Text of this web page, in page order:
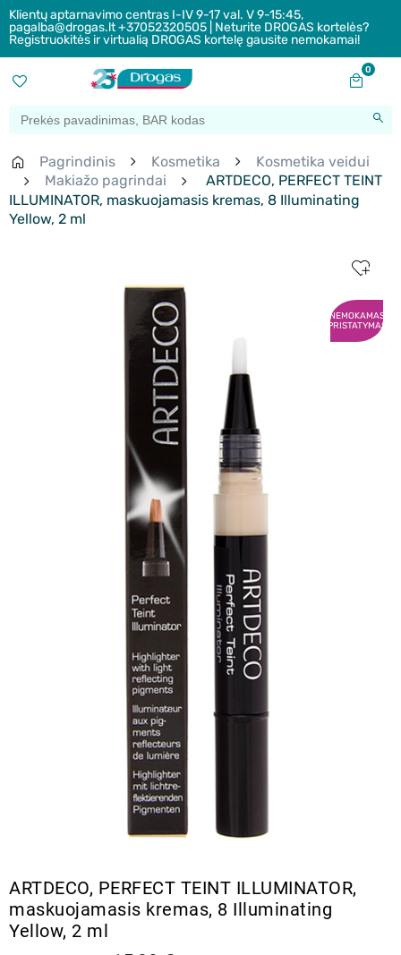
Klientų aptarnavimo centras I-IV 9-17 val. V 9-15:45,
pagalba@drogas.lt +37052320505 | Neturite DROGAS kortelės?
Registruokitės ir virtualią DROGAS kortelę gausite nemokamai!
0
Pagrindinis Kosmetika
Kosmetika veidui
Makiažo pagrindai
ARTDECO, PERFECT TEINT
ILLUMINATOR, maskuojamasis kremas, 8 Illuminating
Yellow, 2 ml
NEMOKAMAS
PRISTATYMAS
ARTDECO, PERFECT TEINT ILLUMINATOR,
maskuojamasis kremas, 8 Illuminating
Yellow, 2 ml